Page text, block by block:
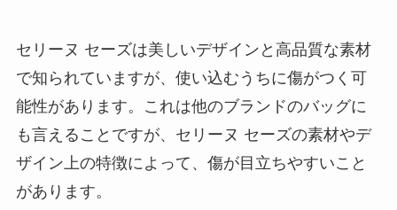
セリーヌ セーズは美しいデザインと高品質な素材
で知られていますが、使い込むうちに傷がつく可
能性があります。これは他のブランドのバッグに
も言えることですが、セリーヌ セーズの素材やデ
ザイン上の特徴によって、傷が目立ちやすいこと
があります。